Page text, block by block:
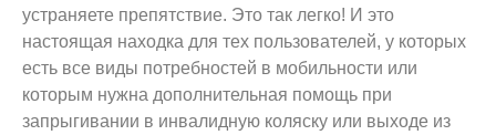
устраняете препятствие. Это так легко! И это
настоящая находка для тех пользователей, у которых
есть все виды потребностей в мобильности или
которым нужна дополнительная помощь при
запрыгивании в инвалидную коляску или выходе из